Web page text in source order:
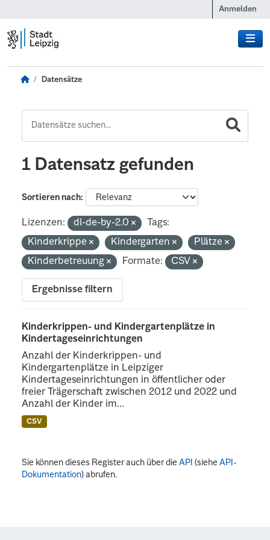
Anmelden
Datensätze
1 Datensatz gefunden
Sortieren nach
Lizenzen: dl-de-by-2.0
Tags:
Kinderkrippe
Kindergarten
Plätze
Kinderbetreuung
Formate: CSV
Ergebnisse filtern
Kinderkrippen- und Kindergartenplätze in
Kindertageseinrichtungen
Anzahl der Kinderkrippen- und
Kindergartenplätze in Leipziger
Kindertageseinrichtungen in öffentlicher oder
freier Trägerschaft zwischen 2012 und 2022 und
Anzahl der Kinder im...
CSV
Sie können dieses Register auch über dieAPI (sieheAPI-
Dokumentation) abrufen.